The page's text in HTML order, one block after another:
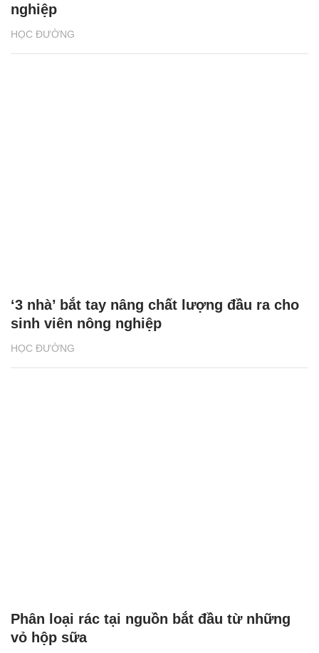
HỌC ĐƯỜNG
nghiệp
HỌC ĐƯỜNG
‘3 nhà’ bắt tay nâng chất lượng đầu ra cho
sinh viên nông nghiệp
Phân loại rác tại nguồn bắt đầu từ những
vỏ hộp sữa